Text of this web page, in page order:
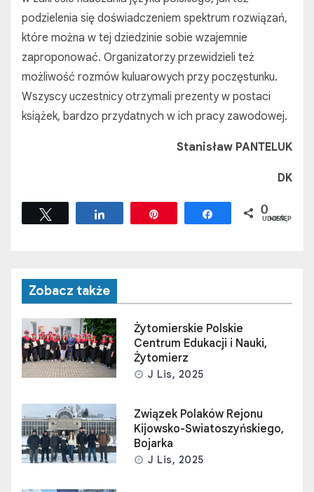
podzielenia się doświadczeniem spektrum rozwiązań,
które można w tej dziedzinie sobie wzajemnie
zaproponować. Organizatorzy przewidzieli też
możliwość rozmów kuluarowych przy poczęstunku.
Wszyscy uczestnicy otrzymali prezenty w postaci
książek, bardzo przydatnych w ich pracy zawodowej.
Stanisław PANTELUK
DK
Udostępnij Udostępnij
0
UDOSTĘPNIEŃ
Zobacz także
Żytomierskie Polskie
Centrum Edukacji i Nauki,
Żytomierz
J Lis, 2025
Związek Polaków Rejonu
Kijowsko-Swiatoszyńskiego,
Bojarka
J Lis, 2025